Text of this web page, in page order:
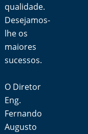
qualidade.
Desejamos-
lhe os
maiores
sucessos.
O Diretor
Eng.
Fernando
Augusto